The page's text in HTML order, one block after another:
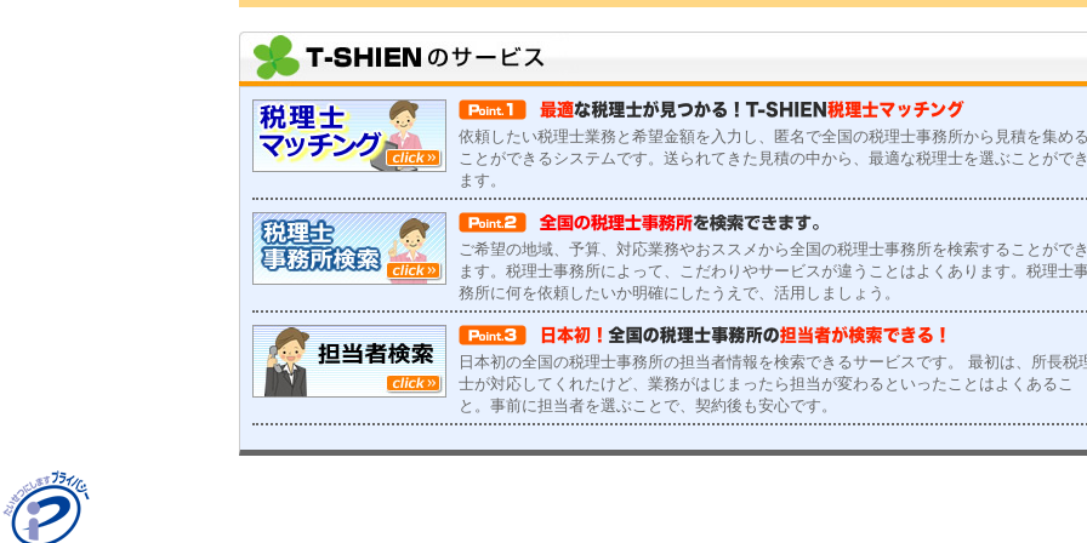
依頼したい税理士業務と希望金額を入力し、匿名で全国の税理士事務所から見積を集める
ことができるシステムです。送られてきた見積の中から、最適な税理士を選ぶことができ
ます。
ご希望の地域、予算、対応業務やおススメから全国の税理士事務所を検索することができ
ます。税理士事務所によって、こだわりやサービスが違うことはよくあります。税理士
務所に何を依頼したいか明確にしたうえで、活用しましょう。
日本初の全国の税理士事務所の担当者情報を検索できるサービスです。 最初は、所長税
士が対応してくれたけど、業務がはじまったら担当が変わるといったことはよくあるこ
と。事前に担当者を選ぶことで、契約後も安心です。